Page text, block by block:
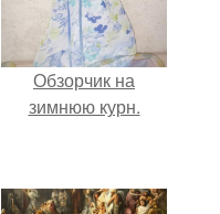
Обзорчик на
зимнюю курн.